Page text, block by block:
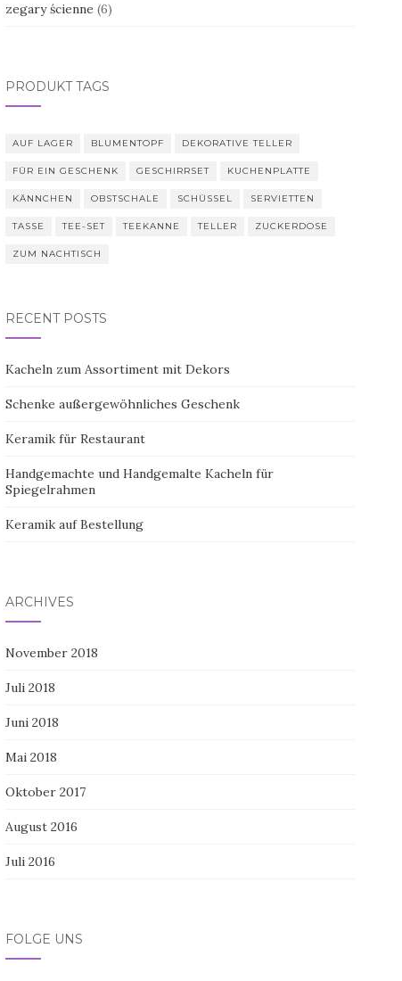
zegary ścienne (6)
PRODUKT TAGS
AUF LAGER BLUMENTOPF DEKORATIVE TELLER
FÜR EIN GESCHENK GESCHIRRSET KUCHENPLATTE
KÄNNCHEN OBSTSCHALE SCHÜSSEL SERVIETTEN
TASSE TEE-SET TEEKANNE TELLER ZUCKERDOSE
ZUM NACHTISCH
RECENT POSTS
Kacheln zum Assortiment mit Dekors
Schenke außergewöhnliches Geschenk
Keramik für Restaurant
Handgemachte und Handgemalte Kacheln für
Spiegelrahmen
Keramik auf Bestellung
ARCHIVES
November 2018
Juli 2018
Juni 2018
Mai 2018
Oktober 2017
August 2016
Juli 2016
FOLGE UNS